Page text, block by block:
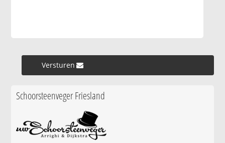
Versturen »
Schoorsteenveger Friesland